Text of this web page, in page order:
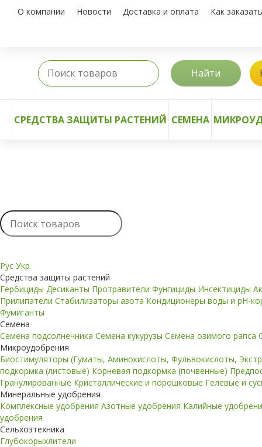
О компании Новости Доставка и оплата Как заказать
Найти
СРЕДСТВА ЗАЩИТЫ РАСТЕНИЙ СЕМЕНА
Рус Укр
Средства защиты растений
Гербициды Десиканты Протравители Фунгициды Инсектициды
Прилипатели Стабилизаторы азота Кондиционеры воды и pH-
Фумиганты
Семена
Семена подсолнечника Семена кукурузы Семена озимого рапса
Микроудобрения
Биостимуляторы (Гуматы, Аминокислоты, Фульвокислоты,
подкормка (листовые) Корневая подкормка (почвенные)
Гранулированные Кристаллические и порошковые Гелевые и
Минеральные удобрения
Комплексные удобрения Азотные удобрения Калийные
удобрения
Сельхозтехника
Глубокорыхлители